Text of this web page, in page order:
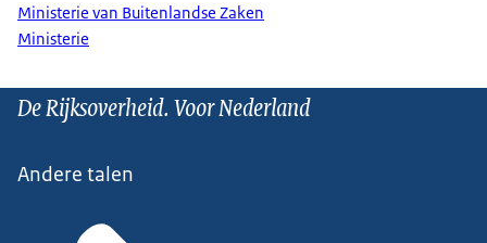
Ministerie van Buitenlandse Zaken
Ministerie
De Rijksoverheid. Voor Nederland
Andere talen